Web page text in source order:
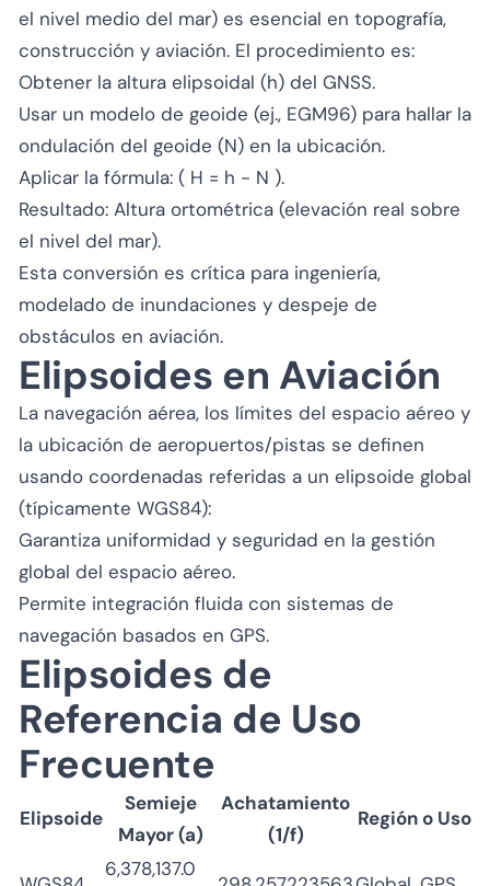
el nivel medio del mar) es esencial en topografía,
construcción y aviación. El procedimiento es:
Obtener la altura elipsoidal (h) del GNSS.
Usar un modelo de geoide (ej., EGM96) para hallar la
ondulación del geoide (N) en la ubicación.
Aplicar la fórmula: ( H = h - N ).
Resultado: Altura ortométrica (elevación real sobre
el nivel del mar).
Esta conversión es crítica para ingeniería,
modelado de inundaciones y despeje de
obstáculos en aviación.
Elipsoides en Aviación
La navegación aérea, los límites del espacio aéreo y
la ubicación de aeropuertos/pistas se definen
usando coordenadas referidas a un elipsoide global
(típicamente WGS84):
Garantiza uniformidad y seguridad en la gestión
global del espacio aéreo.
Permite integración fluida con sistemas de
navegación basados en GPS.
Elipsoides de
Referencia de Uso
Frecuente
Elipsoide
Semieje
Mayor (a)
Achatamiento
(1/f)
Región o Uso
6,378,137.0